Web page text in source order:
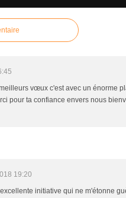
vœux c'est avec un énorme
pour ta confiance envers nous
19:20
initiative qui ne m'étonne